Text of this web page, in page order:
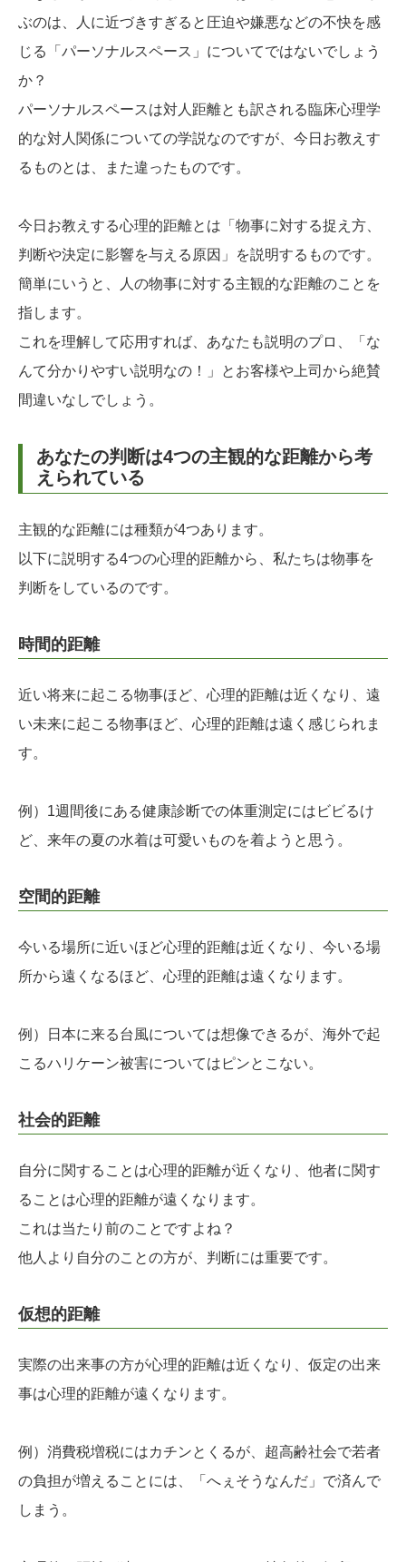
ぶのは、人に近づきすぎると圧迫や嫌悪などの不快を感
じる「パーソナルスペース」についてではないでしょう
か？
パーソナルスペースは対人距離とも訳される臨床心理学
的な対人関係についての学説なのですが、今日お教えす
るものとは、また違ったものです。
今日お教えする心理的距離とは「物事に対する捉え方、
判断や決定に影響を与える原因」を説明するものです。
簡単にいうと、人の物事に対する主観的な距離のことを
指します。
これを理解して応用すれば、あなたも説明のプロ、「な
んて分かりやすい説明なの！」とお客様や上司から絶賛
間違いなしでしょう。
あなたの判断は4つの主観的な距離から考
えられている
主観的な距離には種類が4つあります。
以下に説明する4つの心理的距離から、私たちは物事を
判断をしているのです。
時間的距離
近い将来に起こる物事ほど、心理的距離は近くなり、遠
い未来に起こる物事ほど、心理的距離は遠く感じられま
す。
例）1週間後にある健康診断での体重測定にはビビるけ
ど、来年の夏の水着は可愛いものを着ようと思う。
空間的距離
今いる場所に近いほど心理的距離は近くなり、今いる場
所から遠くなるほど、心理的距離は遠くなります。
例）日本に来る台風については想像できるが、海外で起
こるハリケーン被害についてはピンとこない。
社会的距離
自分に関することは心理的距離が近くなり、他者に関す
ることは心理的距離が遠くなります。
これは当たり前のことですよね？
他人より自分のことの方が、判断には重要です。
仮想的距離
実際の出来事の方が心理的距離は近くなり、仮定の出来
事は心理的距離が遠くなります。
例）消費税増税にはカチンとくるが、超高齢社会で若者
の負担が増えることには、「へぇそうなんだ」で済んで
しまう。